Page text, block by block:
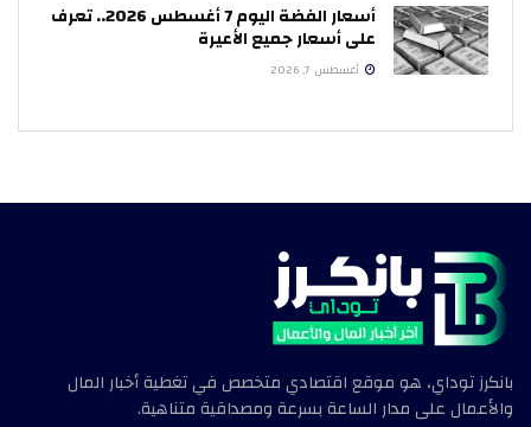
أسعار الفضة اليوم 7 أغسطس 2026.. تعرف
على أسعار جميع الأعيرة
أغسطس 7, 2026
بانكرز توداي، هو موقع اقتصادي متخصص في تغطية أخبار المال
والأعمال على مدار الساعة بسرعة ومصداقية متناهية.